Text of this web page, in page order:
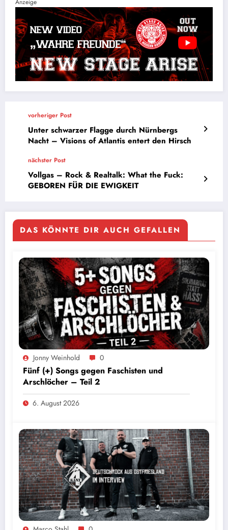
vorheriger Post
Unter schwarzer Flagge durch Nürnbergs
Nacht – Visions of Atlantis entert den Hirsch
nächster Post
Vollgas – Rock & Realtalk: What the Fuck:
GEBOREN FÜR DIE EWIGKEIT
DAS KÖNNTE DIR AUCH GEFALLEN
Jonny Weinhold 0
Fünf (+) Songs gegen Faschisten und
Arschlöcher – Teil 2
6. August 2026